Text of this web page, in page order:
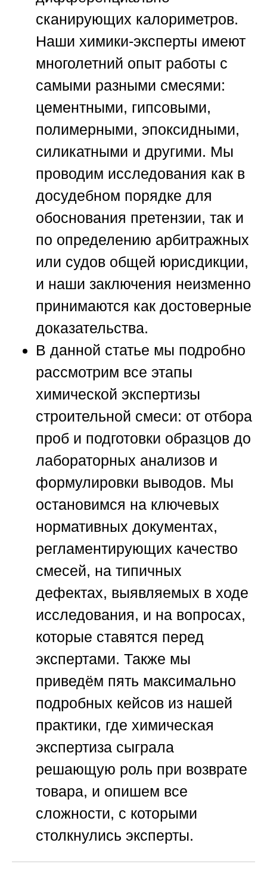
сканирующих калориметров.
Наши химики-эксперты имеют
многолетний опыт работы с
самыми разными смесями:
цементными, гипсовыми,
полимерными, эпоксидными,
силикатными и другими. Мы
проводим исследования как в
досудебном порядке для
обоснования претензии, так и
по определению арбитражных
или судов общей юрисдикции,
и наши заключения неизменно
принимаются как достоверные
доказательства.
В данной статье мы подробно
рассмотрим все этапы
химической экспертизы
строительной смеси: от отбора
проб и подготовки образцов до
лабораторных анализов и
формулировки выводов. Мы
остановимся на ключевых
нормативных документах,
регламентирующих качество
смесей, на типичных
дефектах, выявляемых в ходе
исследования, и на вопросах,
которые ставятся перед
экспертами. Также мы
приведём пять максимально
подробных кейсов из нашей
практики, где химическая
экспертиза сыграла
решающую роль при возврате
товара, и опишем все
сложности, с которыми
столкнулись эксперты.